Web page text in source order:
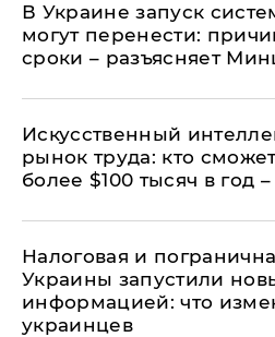
В Украине запуск
могут перенести:
сроки – разъясняет
Искусственный
рынок труда: кто
более $100 тысяч в год
Налоговая и
Украины запустили
информацией: что
украинцев